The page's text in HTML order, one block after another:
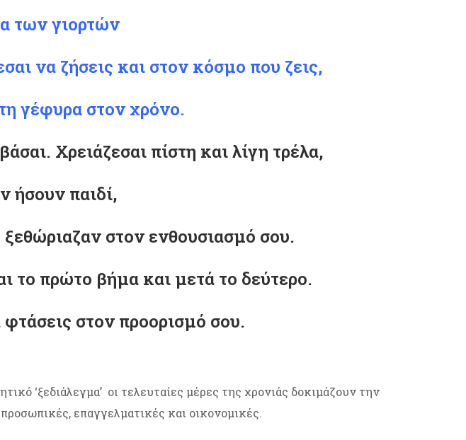
των γιορτών
να ζήσεις και στον κόσμο που ζεις,
γέφυρα στον χρόνο.
Χρειάζεσαι πίστη και λίγη τρέλα,
ήσουν παιδί,
στον ενθουσιασμό σου.
το πρώτο βήμα και μετά το δεύτερο.
στον προορισμό σου.
‘ξεδιάλεγμα’ οι τελευταίες μέρες της χρονιάς δοκιμάζουν την
επαγγελματικές και οικονομικές.